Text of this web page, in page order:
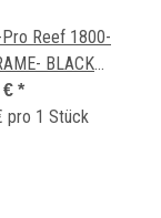
Reef 1800-
BLACK
€ *
pro 1 Stück